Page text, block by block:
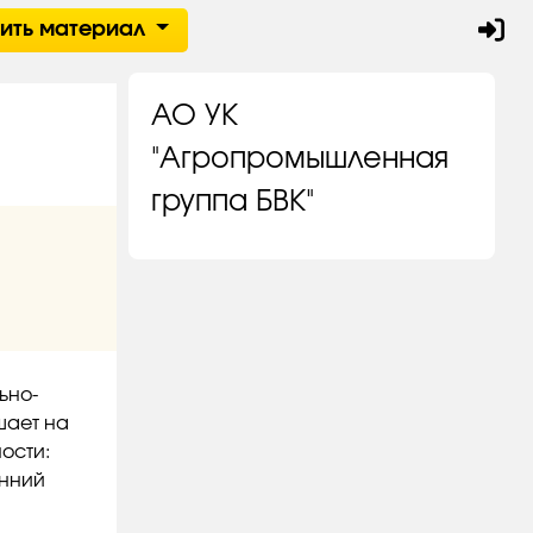
материал
на
АО УК
"Агропромышленная
группа БВК"